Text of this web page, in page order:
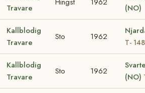
Travare
(NO)
Kallblodig
Travare
Sto 1962
T-
Kallblodig
Travare
Sto 1962
(NO)